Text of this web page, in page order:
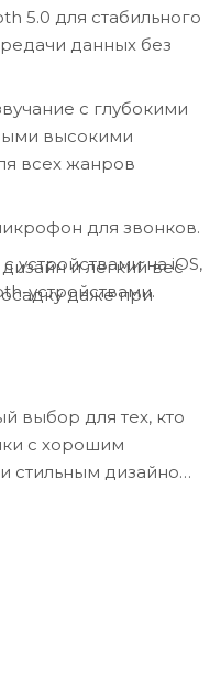
5.0 для стабильного
данных без
с глубокими
высокими
всех жанров
для звонков.
устройствами на iOS,
устройствами.
и лёгкий вес
даже при
выбор для тех, кто
с хорошим
стильным дизайном